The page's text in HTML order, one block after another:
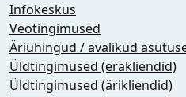
Infokeskus
Veotingimused
Äriühingud / avalikud
Üldtingimused (erakliendid)
Üldtingimused (ärikliendid)